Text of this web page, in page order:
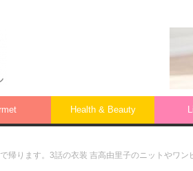
Health & Beauty
帰ります。3話の衣装 吉高由里子のニットやワン